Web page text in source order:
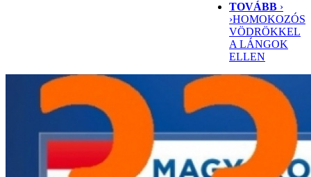
TOVÁBB ›
›HOMOKOZÓS
VÖDRÖKKEL
A LÁNGOK
ELLEN